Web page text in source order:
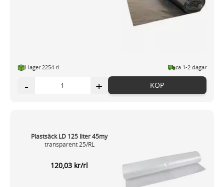
I lager 2254 rl ca 1-2 dagar
- + KÖP
Plastsäck LD 125 liter 45my
transparent 25/RL
120,03 kr/rl